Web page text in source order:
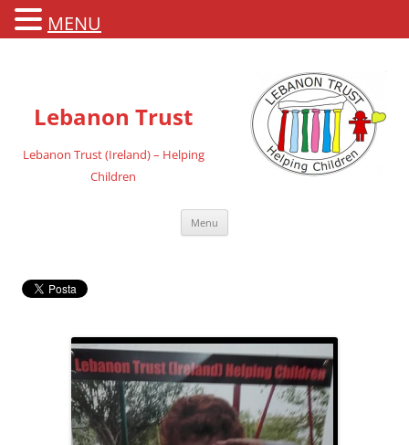
Lebanon Trust
Lebanon Trust (Ireland) – Helping
Children
Menu
MENU